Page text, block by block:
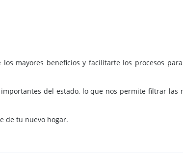
mayores beneficios y facilitarte los procesos
del estado, lo que nos permite filtrar las
de tu nuevo hogar.